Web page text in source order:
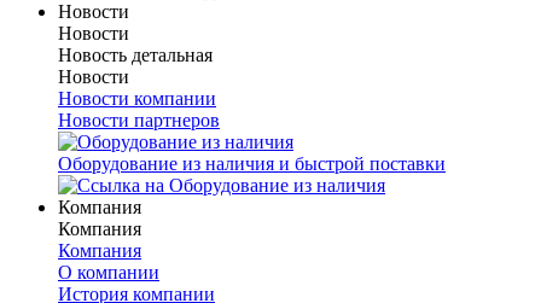
Новости
Новости
Новость детальная
Новости
Новости компании
Новости партнеров
Оборудование из наличия и быстрой поставки
Компания
Компания
Компания
О компании
История компании